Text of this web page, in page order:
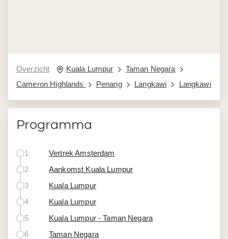
Overzicht Kuala Lumpur
Taman Negara
Cameron Highlands
Penang Langkawi Langkawi
Programma
1
Vertrek Amsterdam
2
Aankomst Kuala Lumpur
3
Kuala Lumpur
4
Kuala Lumpur
5
Kuala Lumpur - Taman Negara
6
Taman Negara